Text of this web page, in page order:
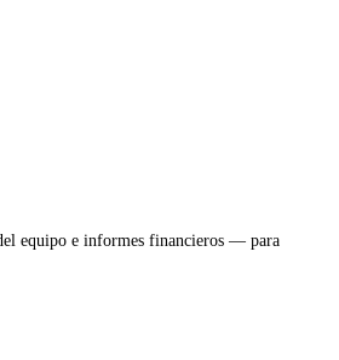
equipo e informes financieros — para